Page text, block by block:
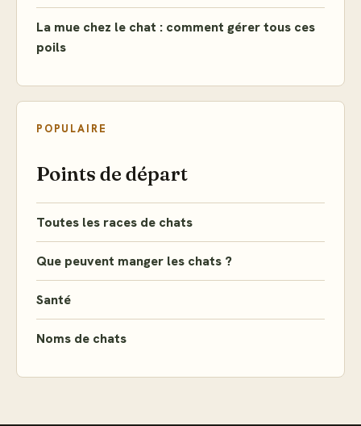
La mue chez le chat : comment gérer tous ces
poils
POPULAIRE
Points de départ
Toutes les races de chats
Que peuvent manger les chats ?
Santé
Noms de chats